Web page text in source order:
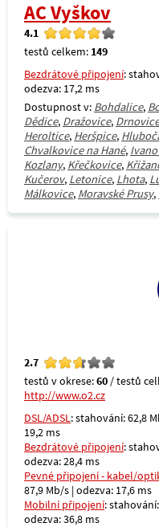
AC Vyškov
4.1
testů celkem: 149
Bezdrátové připojení:
odezva: 17,2 ms
Dostupnost v: Bohdalice,
Dědice, Dražovice, Drnovice
Heroltice, Heršpice,
Chvalkovice na Hané,
Kozlany, Křečkovice,
Kučerov, Letonice, Lhota,
Málkovice, Moravské Prusy,
2.7
testů v okrese:60 / testů
http://www.o2.cz
DSL/ADSL: stahování: 62,8
19,2 ms
Bezdrátové připojení:
odezva: 28,4 ms
Pevné připojení - kabel/
87,9 Mb/s | odezva: 17,6 ms
Mobilní připojení:
odezva: 36,8 ms